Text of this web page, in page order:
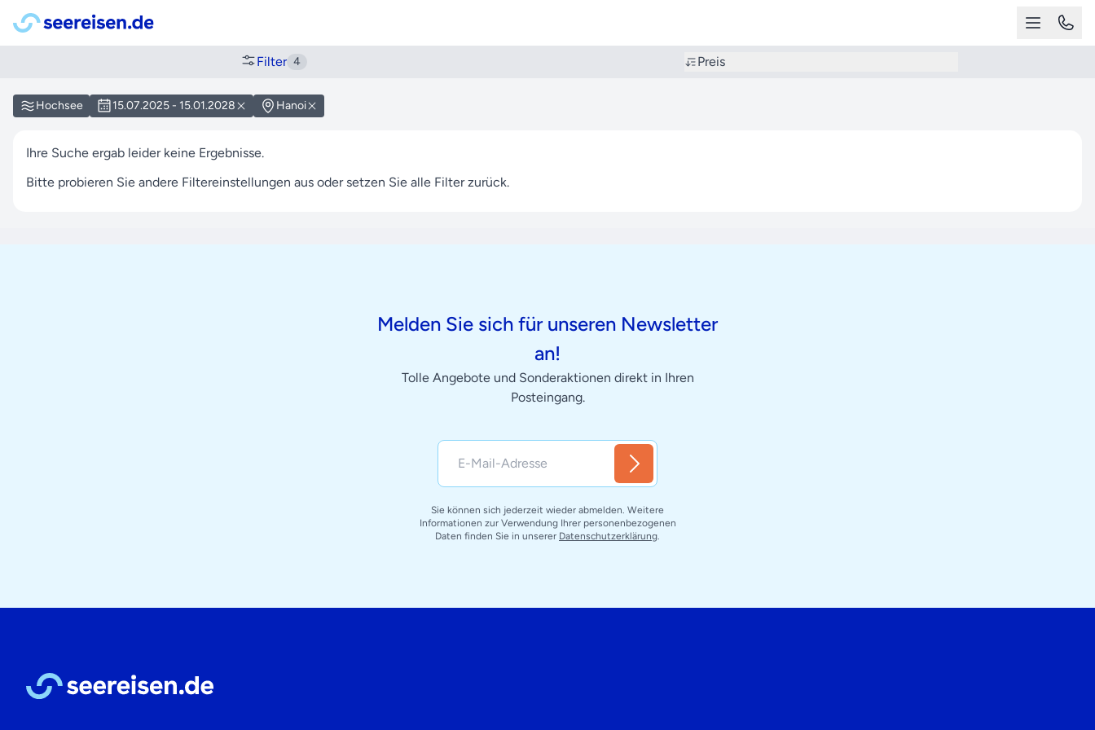
Filter 4 Preis
Hochsee 15.07.2025 - 15.01.2028 Hanoi
Ihre Suche ergab leider keine Ergebnisse.
Bitte probieren Sie andere Filtereinstellungen aus oder setzen Sie alle Filter zurück.
Melden Sie sich für unseren Newsletter
an!
Tolle Angebote und Sonderaktionen direkt in Ihren
Posteingang.
Sie können sich jederzeit wieder abmelden. Weitere
Informationen zur Verwendung Ihrer personenbezogenen
Daten finden Sie in unserer Datenschutzerklärung.